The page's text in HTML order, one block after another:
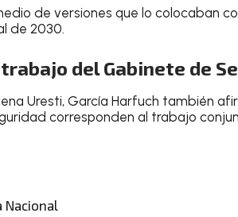
de versiones que lo colocaban
de 2030.
del Gabinete de
Uresti, García Harfuch también
corresponden al trabajo
Nacional